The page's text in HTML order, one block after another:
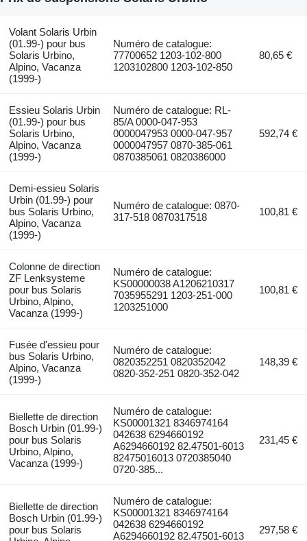
Volant Solaris Urbin
(01.99-) pour bus
Solaris Urbino,
Alpino, Vacanza
(1999-)
Numéro de catalogue:
77700652 1203-102-800
1203102800 1203-102-850
80,65 €
Essieu Solaris Urbin
(01.99-) pour bus
Solaris Urbino,
Alpino, Vacanza
(1999-)
Numéro de catalogue: RL-
85/A 0000-047-953
0000047953 0000-047-957
0000047957 0870-385-061
0870385061 0820386000
592,74 €
Demi-essieu Solaris
Urbin (01.99-) pour
bus Solaris Urbino,
Alpino, Vacanza
(1999-)
Numéro de catalogue: 0870-
317-518 0870317518
100,81 €
Colonne de direction
ZF Lenksysteme
pour bus Solaris
Urbino, Alpino,
Vacanza (1999-)
Numéro de catalogue:
KS00000038 A1206210317
7035955291 1203-251-000
1203251000
100,81 €
Fusée d'essieu pour
bus Solaris Urbino,
Alpino, Vacanza
(1999-)
Numéro de catalogue:
0820352251 0820352042
0820-352-251 0820-352-042
148,39 €
Biellette de direction
Bosch Urbin (01.99-)
pour bus Solaris
Urbino, Alpino,
Vacanza (1999-)
Numéro de catalogue:
KS00001321 8346974164
042638 6294660192
A6294660192 82.47501-6013
82475016013 0720385040
0720-385...
231,45 €
Biellette de direction
Bosch Urbin (01.99-)
pour bus Solaris
Numéro de catalogue:
KS00001321 8346974164
042638 6294660192
A6294660192 82.47501-6013
297,58 €